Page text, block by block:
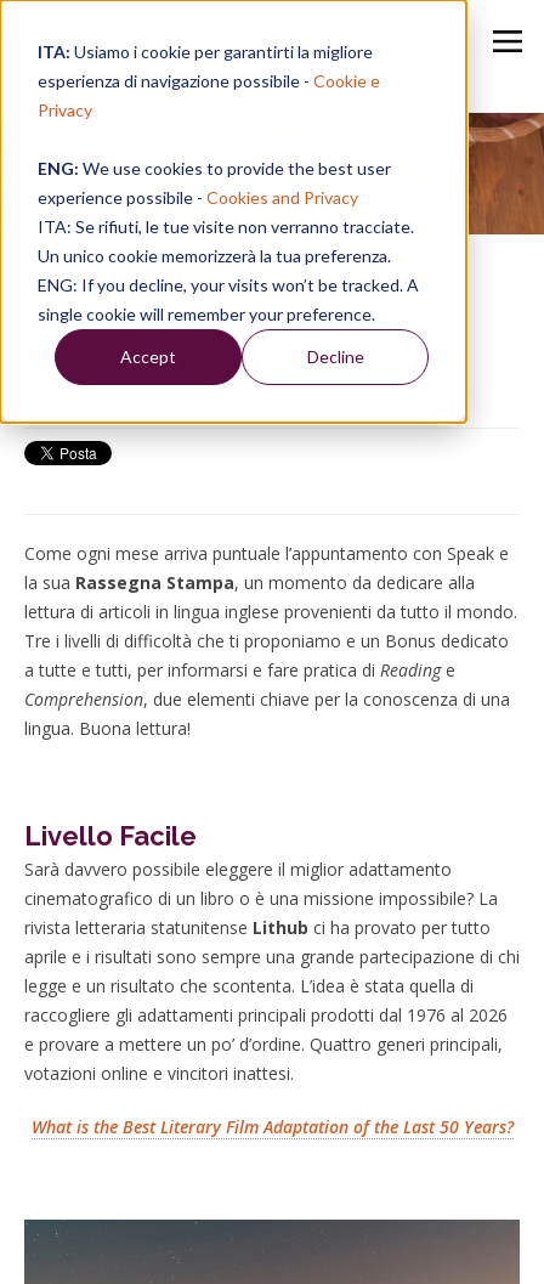
ITA: Usiamo i cookie per garantirti la migliore
esperienza di navigazione possibile - Cookie e
Privacy
ENG: We use cookies to provide the best user
experience possibile - Cookies and Privacy
ITA: Se rifiuti, le tue visite non verranno tracciate.
Un unico cookie memorizzerà la tua preferenza.
ENG: If you decline, your visits won’t be tracked. A
single cookie will remember your preference.
Accept Decline
Speak in a Week
SPEAK TIPS | La rassegna
stampa per migliorare
l’inglese - aprile 2026
Come ogni mese arriva puntuale l’appuntamento con Speak e
la sua Rassegna Stampa, un momento da dedicare alla
lettura di articoli in lingua inglese provenienti da tutto il mondo.
Tre i livelli di difficoltà che ti proponiamo e un Bonus dedicato
a tutte e tutti, per informarsi e fare pratica di Readinge
Comprehension, due elementi chiave per la conoscenza di una
lingua. Buona lettura!
Livello Facile
Sarà davvero possibile eleggere il miglior adattamento
cinematografico di un libro o è una missione impossibile? La
rivista letteraria statunitense Lithub ci ha provato per tutto
aprile e i risultati sono sempre una grande partecipazione di chi
legge e un risultato che scontenta. L’idea è stata quella di
raccogliere gli adattamenti principali prodotti dal 1976 al 2026
e provare a mettere un po’ d’ordine. Quattro generi principali,
votazioni online e vincitori inattesi.
What is the Best Literary Film Adaptation of the Last 50 Years?